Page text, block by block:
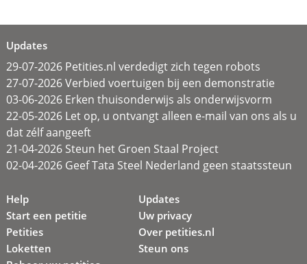
Updates
29-07-2026 Petities.nl verdedigt zich tegen robots
27-07-2026 Verbied voertuigen bij een demonstratie
03-06-2026 Erken thuisonderwijs als onderwijsvorm
22-05-2026 Let op, u ontvangt alleen e-mail van ons als u
dat zélf aangeeft
21-04-2026 Steun het Groen Staal Project
02-04-2026 Geef Tata Steel Nederland geen staatssteun
Help
Start een petitie
Petities
Loketten
Updates
Uw privacy
Over petities.nl
Steun ons